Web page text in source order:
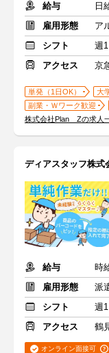
給与
日
雇用形態
ア
シフト
週
アクセス
京
単発（1日OK） 大
副業・Ｗワーク歓迎
株式会社Plan Zの求人
ディアスタッフ株
給与
時
雇用形態
派
シフト
週
アクセス
鶴
オンライン面接可